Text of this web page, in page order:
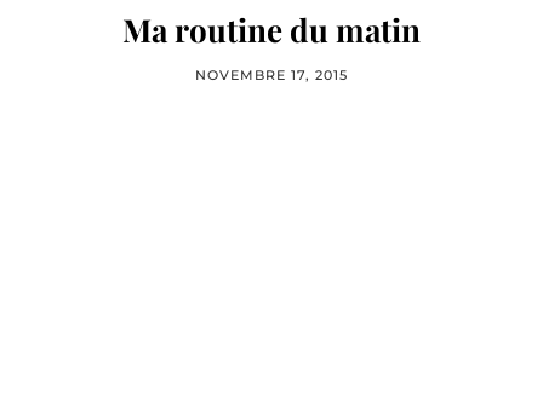
Ma routine du matin
NOVEMBRE 17, 2015